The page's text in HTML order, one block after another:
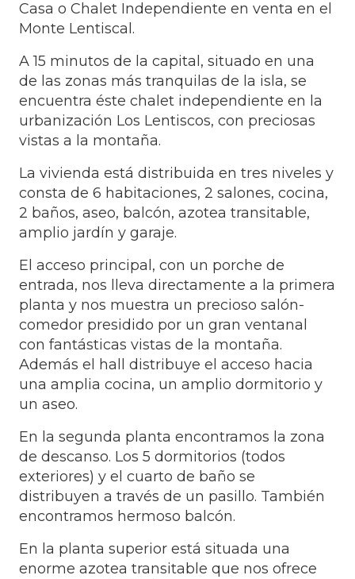
Casa o Chalet Independiente en venta en el
Monte Lentiscal.
A 15 minutos de la capital, situado en una
de las zonas más tranquilas de la isla, se
encuentra éste chalet independiente en la
urbanización Los Lentiscos, con preciosas
vistas a la montaña.
La vivienda está distribuida en tres niveles y
consta de 6 habitaciones, 2 salones, cocina,
2 baños, aseo, balcón, azotea transitable,
amplio jardín y garaje.
El acceso principal, con un porche de
entrada, nos lleva directamente a la primera
planta y nos muestra un precioso salón-
comedor presidido por un gran ventanal
con fantásticas vistas de la montaña.
Además el hall distribuye el acceso hacia
una amplia cocina, un amplio dormitorio y
un aseo.
En la segunda planta encontramos la zona
de descanso. Los 5 dormitorios (todos
exteriores) y el cuarto de baño se
distribuyen a través de un pasillo. También
encontramos hermoso balcón.
En la planta superior está situada una
enorme azotea transitable que nos ofrece